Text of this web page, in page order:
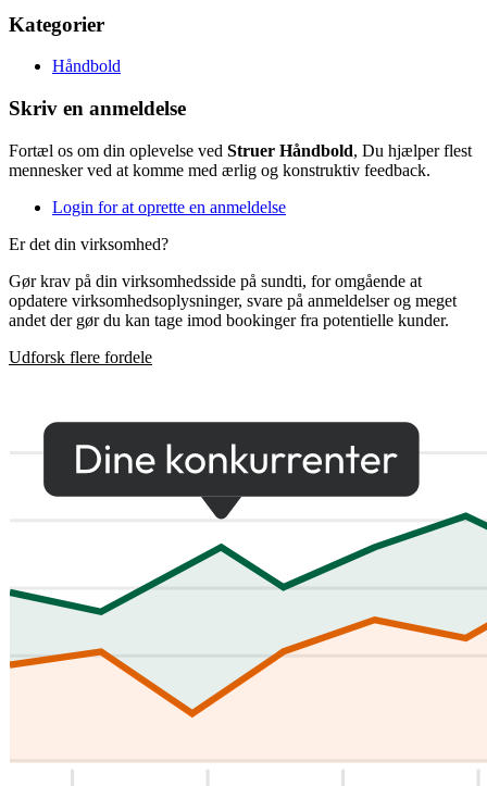
Kategorier
Håndbold
Skriv en anmeldelse
Fortæl os om din oplevelse ved Struer Håndbold, Du hjælper flest
mennesker ved at komme med ærlig og konstruktiv feedback.
Login for at oprette en anmeldelse
Er det din virksomhed?
Gør krav på din virksomhedsside på sundti, for omgående at
opdatere virksomhedsoplysninger, svare på anmeldelser og meget
andet der gør du kan tage imod bookinger fra potentielle kunder.
Udforsk flere fordele